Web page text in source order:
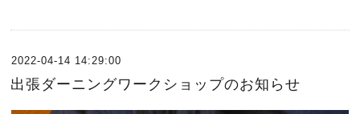
2022-04-14 14:29:00
出張ダーニングワークショップのお知らせ